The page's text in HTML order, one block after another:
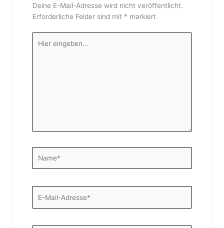
Deine E-Mail-Adresse wird nicht veröffentlicht.
Erforderliche Felder sind mit * markiert
eingeben…
Mail-